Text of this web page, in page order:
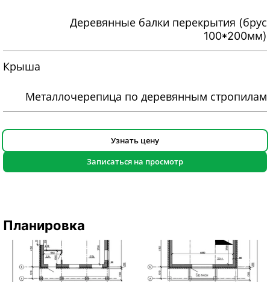
Деревянные балки перекрытия (брус
100*200мм)
Крыша
Металлочерепица по деревянным стропилам
Узнать цену
Записаться на просмотр
Планировка